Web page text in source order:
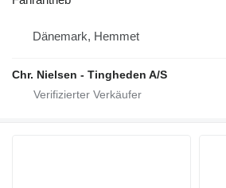
Dänemark, Hemmet
Chr. Nielsen - Tingheden A/S